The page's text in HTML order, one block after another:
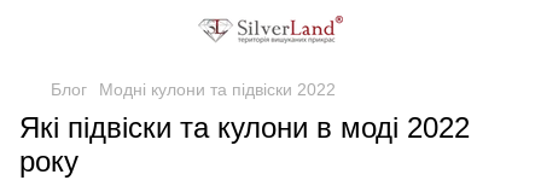
Блог Модні кулони та підвіски 2022
Які підвіски та кулони в моді 2022
року